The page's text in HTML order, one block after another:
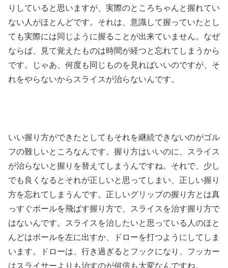
りしていると思いますが、実際のところちゃんと握れてい
ない人がほとんどです。それは、意識して握っていたとし
ても実際には同じように握ることが出来ていません。なぜ
ならば、見て覚えたものは時間が経つと忘れてしまうから
です。じゃあ、何度も同じものを見ればいいのですが、そ
れをやらないからスライスが治らないんです。
いい握り方ができたとしてもそれを継続できないのがゴル
フの難しいところなんです。握り方はいいのに、スライス
が治らないと握りを替えてしまうんですね。それで、少し
でも良くなるとそれが正しいと思ってしまい、正しい握り
方を忘れてしまうんです。正しいグリップの握り方とは真
っすぐボールを飛ばす握り方で、スライスを治す握り方で
はないんです。スライスを治したいと思っている人のほと
んどはボールを左に出すか、ドローを打つようにしてしま
います。ドローは、行き過ぎるとフックになり、フッカー
はスライサーよりも治すのが何倍も大変なんですね。